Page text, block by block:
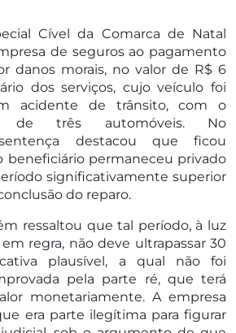
Cível da Comarca de Natal
de seguros ao pagamento
danos morais, no valor de R$ 6
dos serviços, cujo veículo foi
acidente de trânsito, com o
de três automóveis. No
destacou que ficou
beneficiário permaneceu privado
significativamente superior
do reparo.
ressaltou que tal período, à luz
regra, não deve ultrapassar 30
plausível, a qual não foi
pela parte ré, que terá
monetariamente. A empresa
era parte ilegítima para figurar